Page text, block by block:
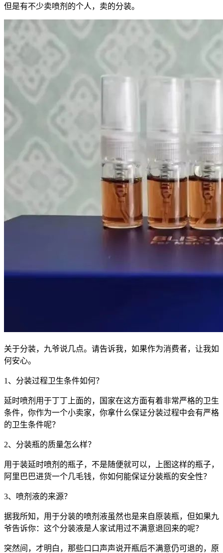
但是有不少卖喷剂的个人，卖的分装。
关于分装，九爷说几点。请告诉我，如果作为消费者，让我如
何安心。
1、分装过程卫生条件如何？
延时喷剂用于丁丁上面的，国家在这方面有着非常严格的卫生
条件，你作为一个小卖家，你拿什么保证分装过程中会有严格
的卫生条件呢？
2、分装瓶的质量怎么样？
用于装延时喷剂的瓶子，不是随便就可以，上图这样的瓶子，
阿里巴巴进货一个几毛钱，你如何能保证分装瓶的安全性？
3、喷剂液的来源？
据我所知，用于分装的喷剂液虽然也是来自原装瓶，但如果九
爷告诉你：这个分装液是人家试用过不满意退回来的呢？
突然间，才明白，那些口口声声说开瓶后不满意仍可退的，原